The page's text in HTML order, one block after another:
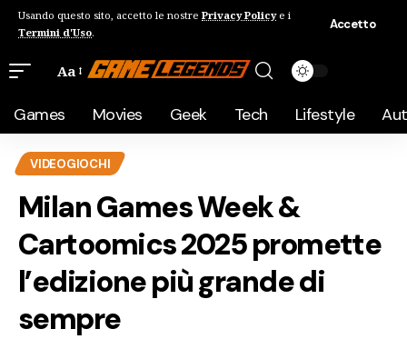
Usando questo sito, accetto le nostre Privacy Policye i
Termini d'Uso.
Accetto
Aa
Games Movies Geek Tech Lifestyle
VIDEOGIOCHI
Milan Games Week &
Cartoomics 2025 promette
l’edizione più grande di
sempre